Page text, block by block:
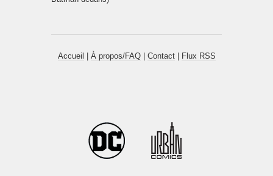
Accueil | À propos/FAQ| Contact| Flux RSS